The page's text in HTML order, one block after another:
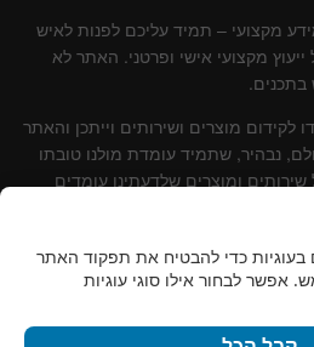
מקצועי – תמיד עליכם לפנות לאיש
מקצועי אישי ופרטני. האתר לא
לקידום מוצרים ושירותים וייתכן והאתר
נבהיר, שתמיד עומדת מולנו טובתו
ומוצרים שלדעתינו עומדים
תרומה לקוראים.
כדי להבטיח את תפקוד האתר
אפשר לבחור אילו סוגי עוגיות